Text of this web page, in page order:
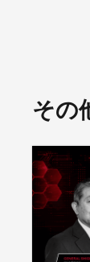
その